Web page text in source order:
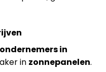
ondernemers in
in zonnepanelen.